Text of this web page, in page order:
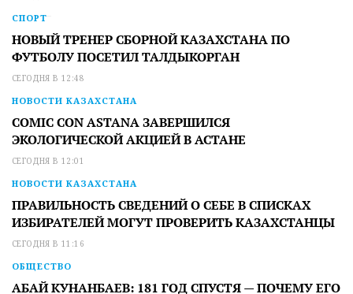
СПОРТ
НОВЫЙ ТРЕНЕР СБОРНОЙ КАЗАХСТАНА ПО
ФУТБОЛУ ПОСЕТИЛ ТАЛДЫКОРГАН
СЕГОДНЯ В 12:48
НОВОСТИ КАЗАХСТАНА
COMIC CON ASTANA ЗАВЕРШИЛСЯ
ЭКОЛОГИЧЕСКОЙ АКЦИЕЙ В АСТАНЕ
СЕГОДНЯ В 12:01
НОВОСТИ КАЗАХСТАНА
ПРАВИЛЬНОСТЬ СВЕДЕНИЙ О СЕБЕ В СПИСКАХ
ИЗБИРАТЕЛЕЙ МОГУТ ПРОВЕРИТЬ КАЗАХСТАНЦЫ
СЕГОДНЯ В 11:16
ОБЩЕСТВО
АБАЙ КУНАНБАЕВ: 181 ГОД СПУСТЯ — ПОЧЕМУ ЕГО